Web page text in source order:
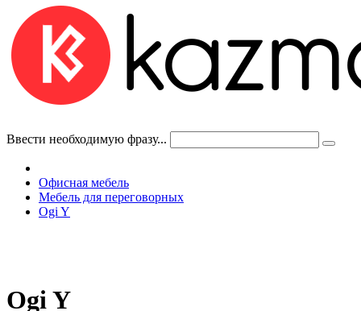
Ввести необходимую фразу...
Офисная мебель
Мебель для переговорных
Ogi Y
Ogi Y